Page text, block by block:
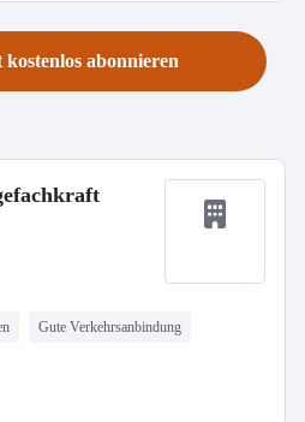
kostenlos abonnieren
Gute Verkehrsanbindung